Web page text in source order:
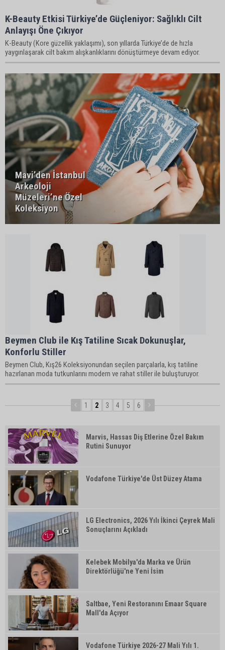
K-Beauty Etkisi Türkiye’de Güçleniyor: Sağlıklı Cilt
Anlayışı Öne Çıkıyor
K-Beauty (Kore güzellik yaklaşımı), son yıllarda Türkiye’de de hızla
yaygınlaşarak cilt bakım alışkanlıklarını dönüştürmeye devam ediyor.
Mavi’den İstanbul
Arkeoloji
Müzeleri’ne Özel
Koleksiyon
Beymen Club ile Kış Tatiline Sıcak Dokunuşlar,
Konforlu Stiller
Beymen Club, Kış26 Koleksiyonundan seçilen parçalarla, kış tatiline
hazırlanan moda tutkunlarını modern ve rahat stiller ile buluşturuyor.
1 2 3 4 5 6
Marvis, Hassas Diş Etlerine Özel Bakım
Rutini Sunuyor
Vodafone Türkiye'de Üst Düzey Atama
LG Electronics, 2026 Yılı İkinci Çeyrek Mali
Sonuçlarını Açıkladı
Kelebek Mobilya'da Marka ve Ürün
Direktörlüğü'ne Yeni İsim
Saltbae, Yeni Restoranını Emaar Square
Mall'da Açıyor
Vodafone Türkiye 2026-27 Mali Yılı 1.